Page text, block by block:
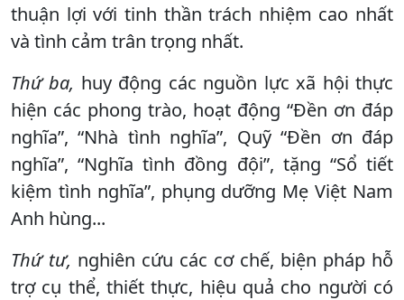
thuận lợi với tinh thần trách nhiệm cao nhất
và tình cảm trân trọng nhất.
Thứ ba, huy động các nguồn lực xã hội thực
hiện các phong trào, hoạt động “Đền ơn đáp
nghĩa”, “Nhà tình nghĩa”, Quỹ “Đền ơn đáp
nghĩa”, “Nghĩa tình đồng đội”, tặng “Sổ tiết
kiệm tình nghĩa”, phụng dưỡng Mẹ Việt Nam
Anh hùng...
Thứ tư, nghiên cứu các cơ chế, biện pháp hỗ
trợ cụ thể, thiết thực, hiệu quả cho người có